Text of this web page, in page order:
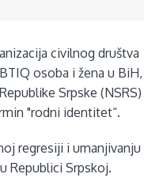
civilnog društva
osoba i žena u BiH,
Srpske (NSRS)
"rodni identitet“.
regresiji i umanjivanju
Republici Srpskoj.